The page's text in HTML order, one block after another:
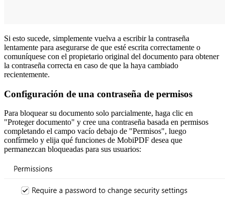
Si esto sucede, simplemente vuelva a escribir la contraseña
lentamente para asegurarse de que esté escrita correctamente o
comuníquese con el propietario original del documento para obtener
la contraseña correcta en caso de que la haya cambiado
recientemente.
Configuración de una contraseña de permisos
Para bloquear su documento solo parcialmente, haga clic en
"Proteger documento" y cree una contraseña basada en permisos
completando el campo vacío debajo de "Permisos", luego
confírmelo y elija qué funciones de MobiPDF desea que
permanezcan bloqueadas para sus usuarios: